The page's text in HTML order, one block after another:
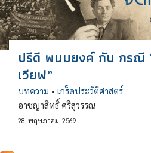
ปรีดี พนมยงค์ กับ กรณี
เวียฟ”
บทความ • เกร็ดประวัติศาสตร์
อาชญาสิทธิ์ ศรีสุวรรณ
28 พฤษภาคม 2569